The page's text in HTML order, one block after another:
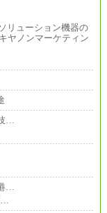
リューション機器の
ヤノンマーケティン
…
…